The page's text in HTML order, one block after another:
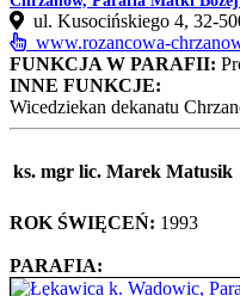
ul. Kusocińskiego 4,
www.rozancowa-
FUNKCJA W PARAFII:
INNE FUNKCJE:
Wicedziekan dekanatu
ks. mgr lic. Marek Matusik
ROK ŚWIĘCEŃ: 1993
PARAFIA: